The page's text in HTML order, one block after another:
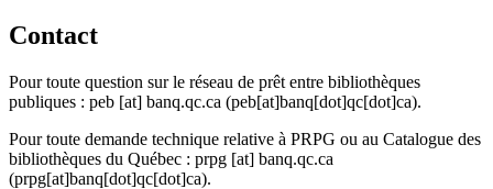
Contact
Pour toute question sur le réseau de prêt entre bibliothèques
publiques : peb [at] banq.qc.ca (peb[at]banq[dot]qc[dot]ca).
Pour toute demande technique relative à PRPG ou au Catalogue des
bibliothèques du Québec : prpg [at] banq.qc.ca
(prpg[at]banq[dot]qc[dot]ca).